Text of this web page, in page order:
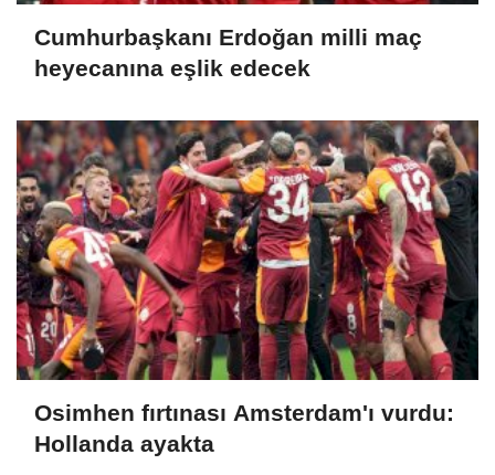
Cumhurbaşkanı Erdoğan milli maç
heyecanına eşlik edecek
Osimhen fırtınası Amsterdam'ı vurdu:
Hollanda ayakta